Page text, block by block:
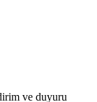
ve duyuru